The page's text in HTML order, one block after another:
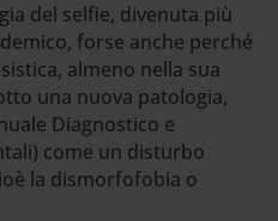
del selfie, divenuta più
forse anche perché
almeno nella sua
una nuova patologia,
Diagnostico e
come un disturbo
la dismorfofobia o